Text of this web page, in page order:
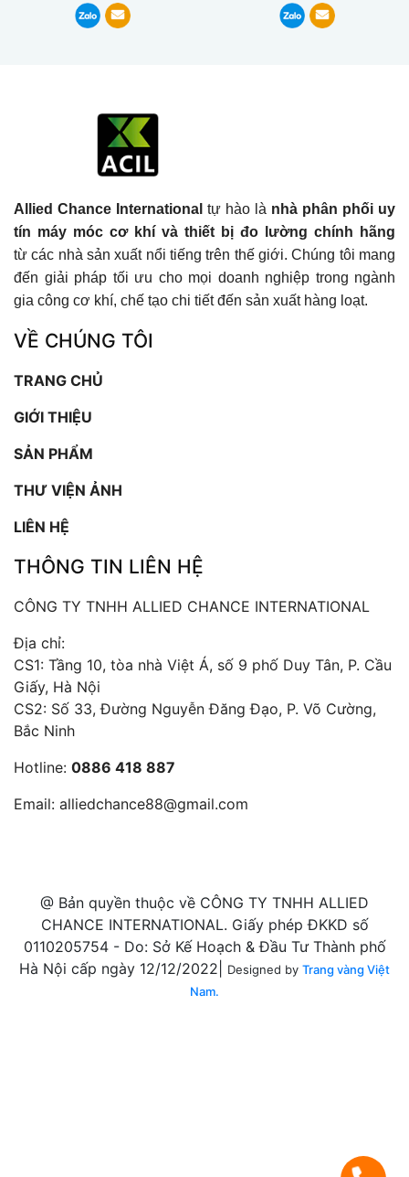
Allied Chance International tự hào là nhà phân phối uy
tín máy móc cơ khí và thiết bị đo lường chính hãng
từ các nhà sản xuất nổi tiếng trên thế giới. Chúng tôi mang
đến giải pháp tối ưu cho mọi doanh nghiệp trong ngành
gia công cơ khí, chế tạo chi tiết đến sản xuất hàng loạt.
VỀ CHÚNG TÔI
TRANG CHỦ
GIỚI THIỆU
SẢN PHẨM
THƯ VIỆN ẢNH
LIÊN HỆ
THÔNG TIN LIÊN HỆ
CÔNG TY TNHH ALLIED CHANCE INTERNATIONAL
Địa chỉ:
CS1: Tầng 10, tòa nhà Việt Á, số 9 phố Duy Tân, P. Cầu
Giấy, Hà Nội
CS2: Số 33, Đường Nguyễn Đăng Đạo, P. Võ Cường,
Bắc Ninh
Hotline: 0886 418 887
Email: alliedchance88@gmail.com
@ Bản quyền thuộc về CÔNG TY TNHH ALLIED
CHANCE INTERNATIONAL. Giấy phép ĐKKD số
0110205754 - Do: Sở Kế Hoạch & Đầu Tư Thành phố
Hà Nội cấp ngày 12/12/2022|
Designed by Trang vàng Việt
Nam.